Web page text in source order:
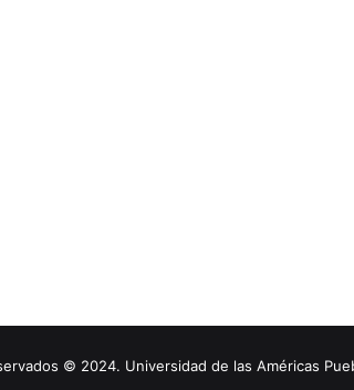
© 2024. Universidad de las Américas